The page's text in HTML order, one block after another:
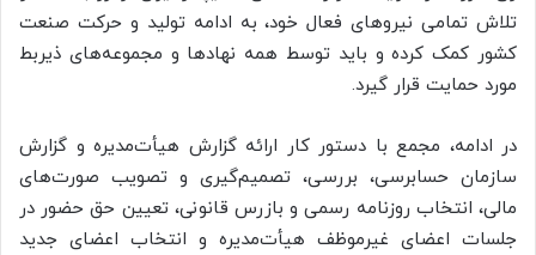
تلاش تمامی نیروهای فعال خود، به ادامه تولید و حرکت صنعت
کشور کمک کرده و باید توسط همه نهادها و مجموعه‌های ذیربط
مورد حمایت قرار گیرد.
در ادامه، مجمع با دستور کار ارائه گزارش هیأت‌مدیره و گزارش
سازمان حسابرسی، بررسی، تصمیم‌گیری و تصویب صورت‌های
مالی، انتخاب روزنامه رسمی و بازرس قانونی، تعیین حق حضور در
جلسات اعضای غیرموظف هیأت‌مدیره و انتخاب اعضای جدید